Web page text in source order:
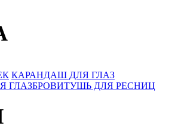
КАРАНДАШ ДЛЯ ГЛАЗ
ГЛАЗБРОВИТУШЬ ДЛЯ РЕСНИЦ